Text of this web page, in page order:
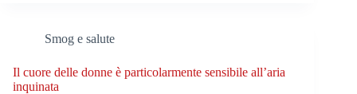
Smog e salute
Il cuore delle donne è particolarmente sensibile all’aria
inquinata